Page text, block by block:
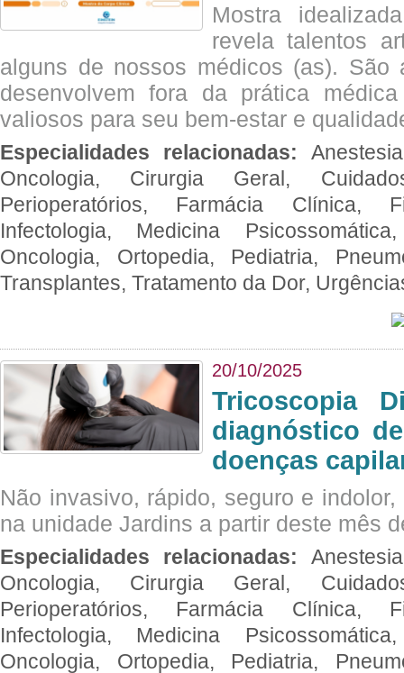
Mostra
revela talentos
alguns de nossos médicos (as). São
desenvolvem fora da prática
valiosos para seu bem-estar e
Especialidades relacionadas:
Oncologia, Cirurgia Geral,
Perioperatórios, Farmácia Clínica,
Infectologia, Medicina
Oncologia, Ortopedia, Pediatria,
Transplantes, Tratamento da Dor,
20/10/2025
Tricoscopia
diagnóstico
doenças
Não invasivo, rápido, seguro e
na unidade Jardins a partir deste mês
Especialidades relacionadas:
Oncologia, Cirurgia Geral,
Perioperatórios, Farmácia Clínica,
Infectologia, Medicina
Oncologia, Ortopedia, Pediatria,